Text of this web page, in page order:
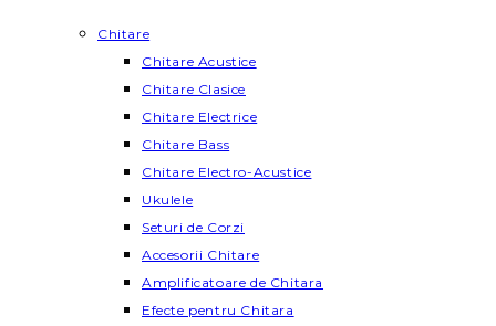
Chitare
Chitare Acustice
Chitare Clasice
Chitare Electrice
Chitare Bass
Chitare Electro-Acustice
Ukulele
Seturi de Corzi
Accesorii Chitare
Amplificatoare de Chitara
Efecte pentru Chitara